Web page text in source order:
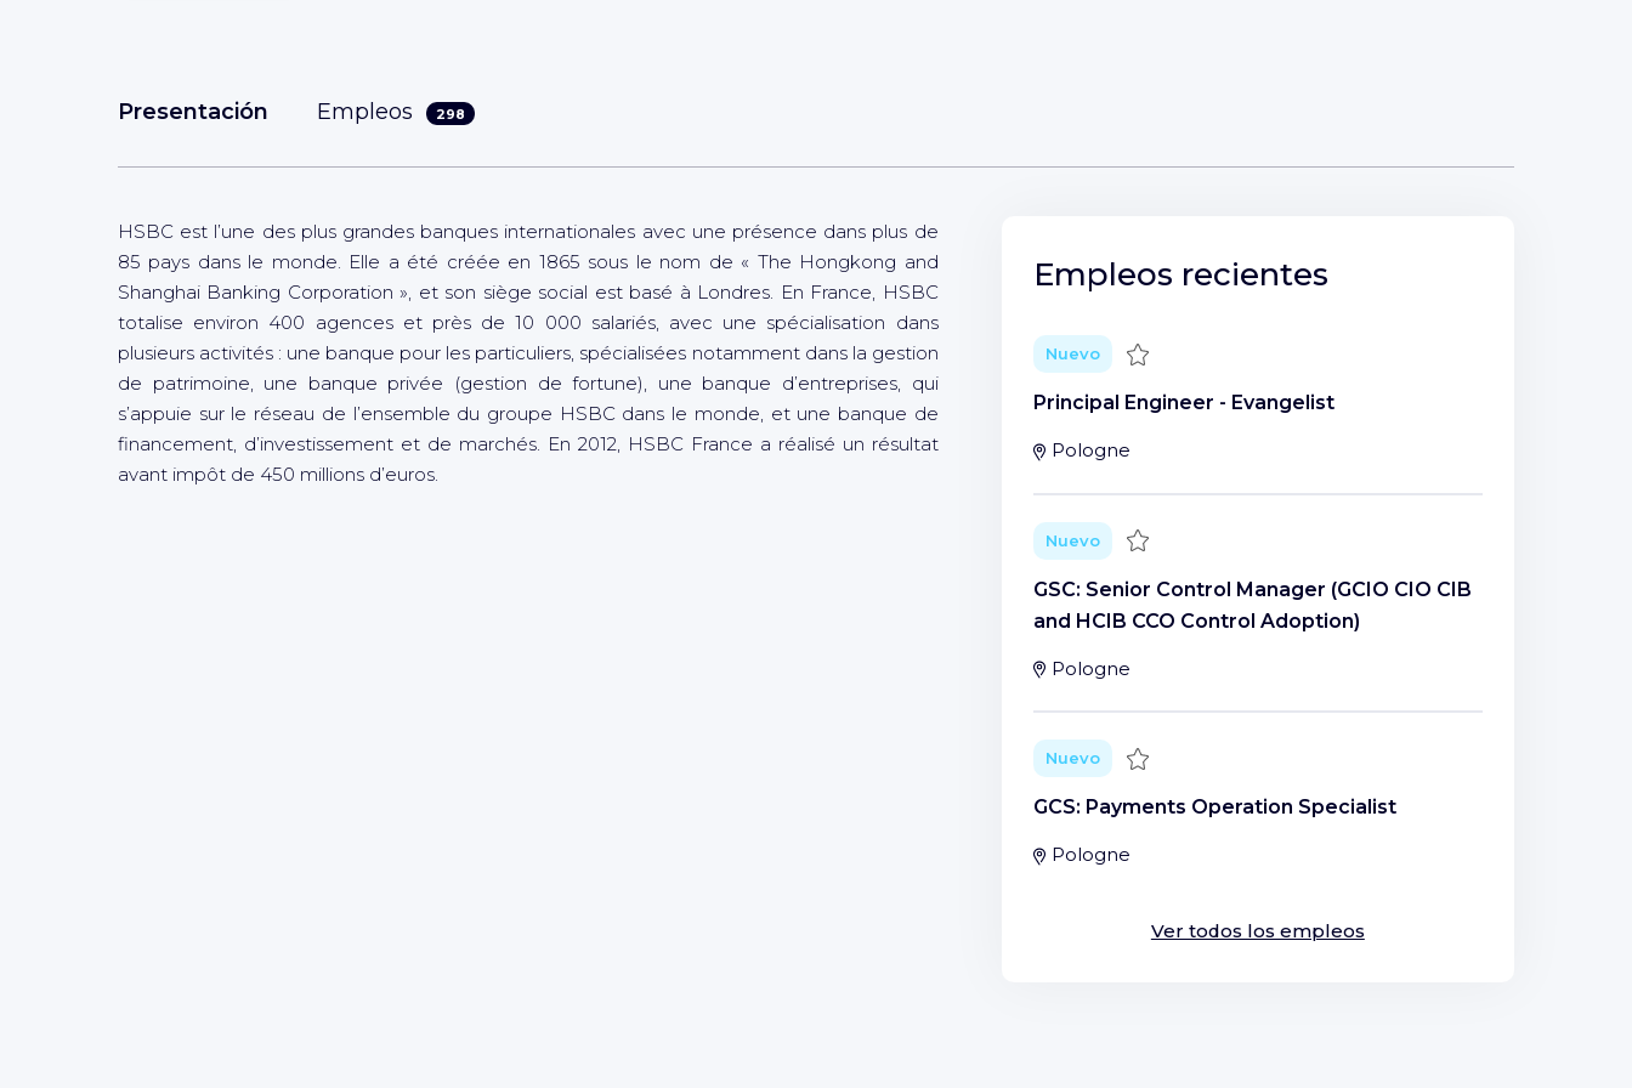
Presentación Empleos 298
HSBC est l’une des plus grandes banques internationales avec une présence dans plus de
85 pays dans le monde. Elle a été créée en 1865 sous le nom de « The Hongkong and
Shanghai Banking Corporation », et son siège social est basé à Londres. En France, HSBC
totalise environ 400 agences et près de 10 000 salariés, avec une spécialisation dans
plusieurs activités : une banque pour les particuliers, spécialisées notamment dans la gestion
de patrimoine, une banque privée (gestion de fortune), une banque d’entreprises, qui
s’appuie sur le réseau de l’ensemble du groupe HSBC dans le monde, et une banque de
financement, d’investissement et de marchés. En 2012, HSBC France a réalisé un résultat
avant impôt de 450 millions d’euros.
Empleos recientes
Nuevo Guardar
Principal Engineer - Evangelist
Pologne
Nuevo Guardar
GSC: Senior Control Manager (GCIO CIO CIB
and HCIB CCO Control Adoption)
Pologne
Nuevo Guardar
GCS: Payments Operation Specialist
Pologne
Ver todos los empleos